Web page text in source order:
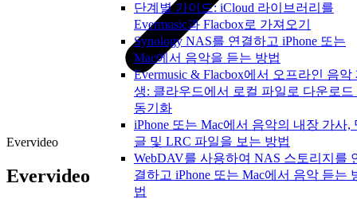
단계별 가이드: iCloud 라이브러리를
Evermusic과 Flacbox로 가져오기
Synology NAS를 연결하고 iPhone 또는
Mac에서 음악을 듣는 방법
Evermusic & Flacbox에서 오프라인 음악
생: 클라우드에서 로컬 파일로 다운로드
동기화
iPhone 또는 Mac에서 음악의 내장 가사,
글 및 LRC 파일을 보는 방법
WebDAV를 사용하여 NAS 스토리지를
결하고 iPhone 또는 Mac에서 음악 듣는
법
Evervideo
Evervideo